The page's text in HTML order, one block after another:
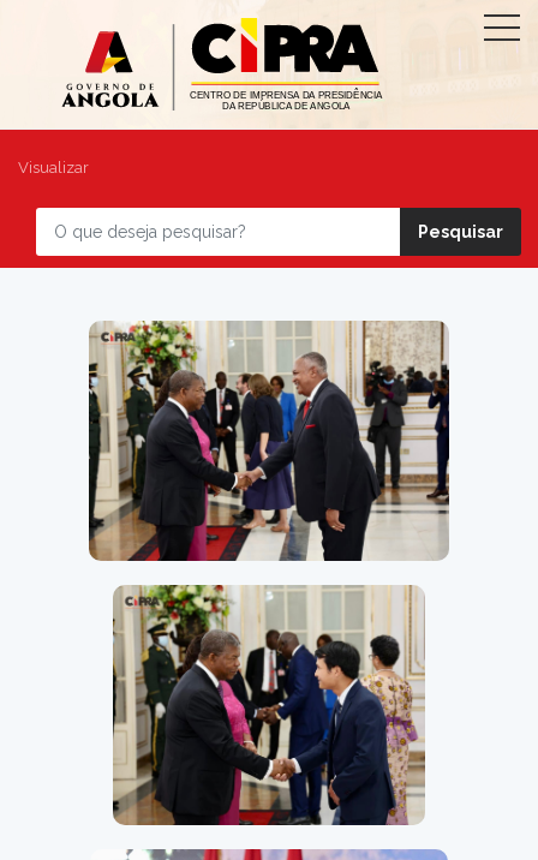
Visualizar